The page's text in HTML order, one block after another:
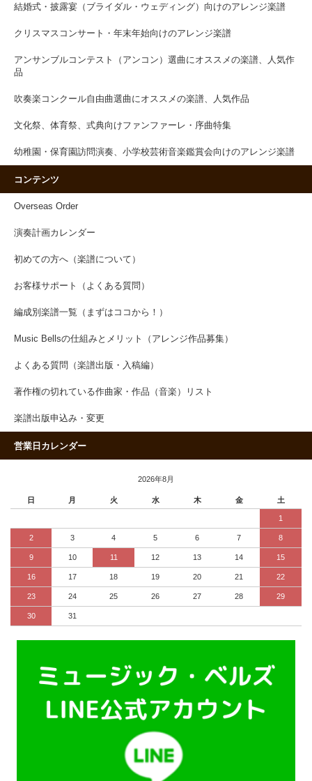
結婚式・披露宴（ブライダル・ウェディング）向けのアレンジ楽譜
クリスマスコンサート・年末年始向けのアレンジ楽譜
アンサンブルコンテスト（アンコン）選曲にオススメの楽譜、人気作
品
吹奏楽コンクール自由曲選曲にオススメの楽譜、人気作品
文化祭、体育祭、式典向けファンファーレ・序曲特集
幼稚園・保育園訪問演奏、小学校芸術音楽鑑賞会向けのアレンジ楽譜
コンテンツ
Overseas Order
演奏計画カレンダー
初めての方へ（楽譜について）
お客様サポート（よくある質問）
編成別楽譜一覧（まずはココから！）
Music Bellsの仕組みとメリット（アレンジ作品募集）
よくある質問（楽譜出版・入稿編）
著作権の切れている作曲家・作品（音楽）リスト
楽譜出版申込み・変更
営業日カレンダー
2026年8月
日 月 火 水 木 金 土
1
2 3 4 5 6 7 8
9 10 11 12 13 14 15
16 17 18 19 20 21 22
23 24 25 26 27 28 29
30 31